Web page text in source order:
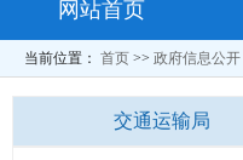
网站首页
当前位置： 首页 >> 政府信息公开
交通运输局